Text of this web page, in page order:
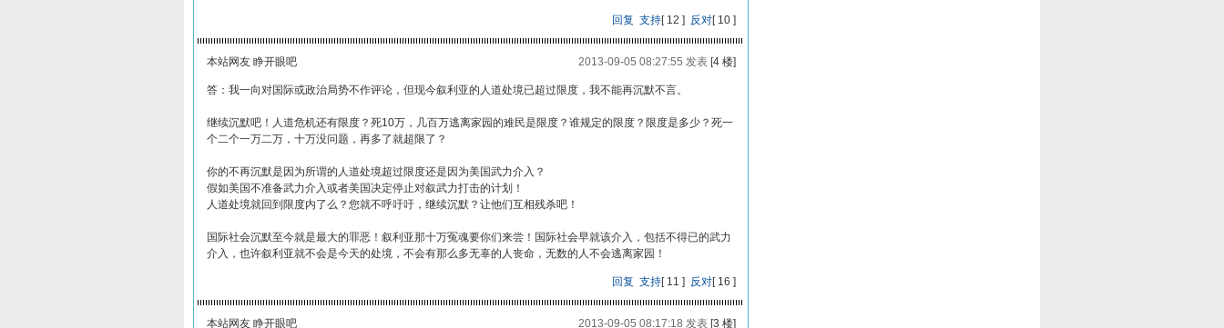
回复 支持[12 ] 反对[10 ]
本站网友 睁开眼吧 2013-09-05 08:27:55 发表[4 楼]
答：我一向对国际或政治局势不作评论，但现今叙利亚的人道处境已超过限度，我不能再沉默不言。
继续沉默吧！人道危机还有限度？死10万，几百万逃离家园的难民是限度？谁规定的限度？限度是多少？死一
个二个一万二万，十万没问题，再多了就超限了？
你的不再沉默是因为所谓的人道处境超过限度还是因为美国武力介入？
假如美国不准备武力介入或者美国决定停止对叙武力打击的计划！
人道处境就回到限度内了么？您就不呼吁吁，继续沉默？让他们互相残杀吧！
国际社会沉默至今就是最大的罪恶！叙利亚那十万冤魂要你们来尝！国际社会早就该介入，包括不得已的武力
介入，也许叙利亚就不会是今天的处境，不会有那么多无辜的人丧命，无数的人不会逃离家园！
回复 支持[11 ] 反对[16 ]
本站网友 睁开眼吧 2013-09-05 08:17:18 发表[3 楼]